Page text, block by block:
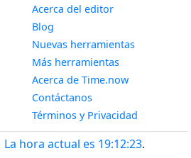
Acerca del editor
Blog
Nuevas herramientas
Más herramientas
Acerca de Time.now
Contáctanos
Términos y Privacidad
La hora actual es 19:12:23.